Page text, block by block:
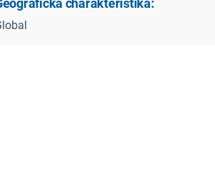
charakteristika: